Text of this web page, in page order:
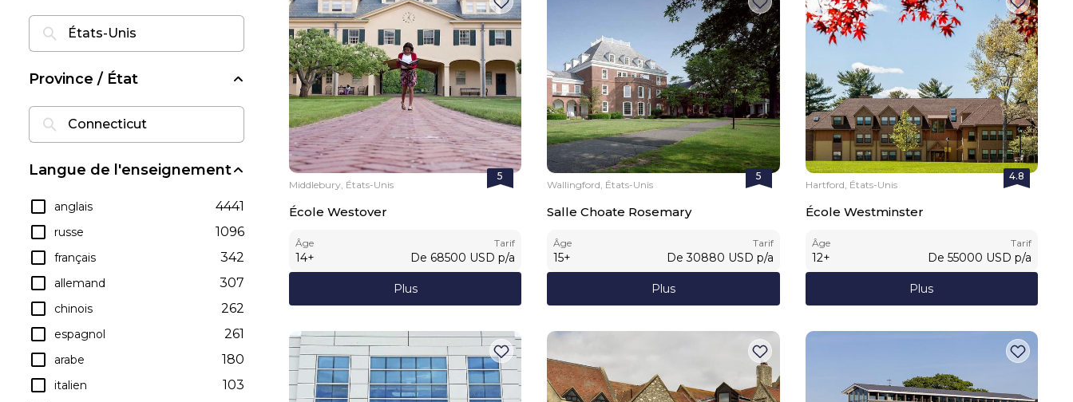
Province / État
Langue de l'enseignement
anglais 4441
russe 1096
français 342
allemand 307
chinois 262
espagnol 261
arabe 180
italien 103
5
Middlebury, États-Unis
École Westover
Âge
14+
Tarif
De 68500 USD p/a
Plus
5
Wallingford, États-Unis
Salle Choate Rosemary
Âge
15+
Tarif
De 30880 USD p/a
Plus
4.8
Hartford, États-Unis
École Westminster
Âge
12+
Tarif
De 55000 USD p/a
Plus